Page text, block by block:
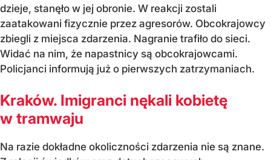
dzieje, stanęło w jej obronie. W reakcji zostali
zaatakowani fizycznie przez agresorów. Obcokrajowcy
zbiegli z miejsca zdarzenia. Nagranie trafiło do sieci.
Widać na nim, że napastnicy są obcokrajowcami.
Policjanci informują już o pierwszych zatrzymaniach.
Kraków. Imigranci nękali kobietę
w tramwaju
Na razie dokładne okoliczności zdarzenia nie są znane.